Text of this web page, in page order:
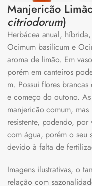
Manjericão
citriodorum)
Herbácea anual,
Ocimum basilicum e
aroma de limão. Em
porém em canteiros
m. Possui flores
e começo do outono.
manjericão comum,
resistente, podendo, por
com água, porém o seu
devido à falta de
Imagens ilustrativas, o
relação com